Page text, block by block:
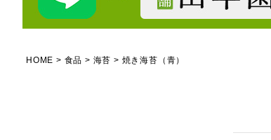
HOME 食品 海苔 焼き海苔（青）